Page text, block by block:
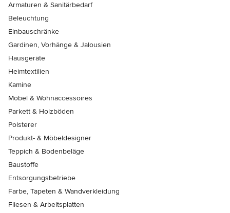
Armaturen & Sanitärbedarf
Beleuchtung
Einbauschränke
Gardinen, Vorhänge & Jalousien
Hausgeräte
Heimtextilien
Kamine
Möbel & Wohnaccessoires
Parkett & Holzböden
Polsterer
Produkt- & Möbeldesigner
Teppich & Bodenbeläge
Baustoffe
Entsorgungsbetriebe
Farbe, Tapeten & Wandverkleidung
Fliesen & Arbeitsplatten